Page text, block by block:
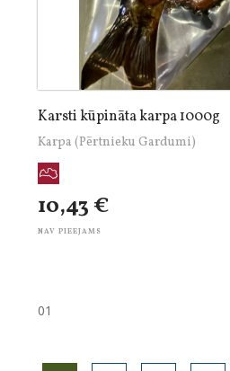
Karsti kūpināta karpa 1000g
Karpa (Pērtnieku Gardumi)
10,43 €
NAV PIEEJAMS
01